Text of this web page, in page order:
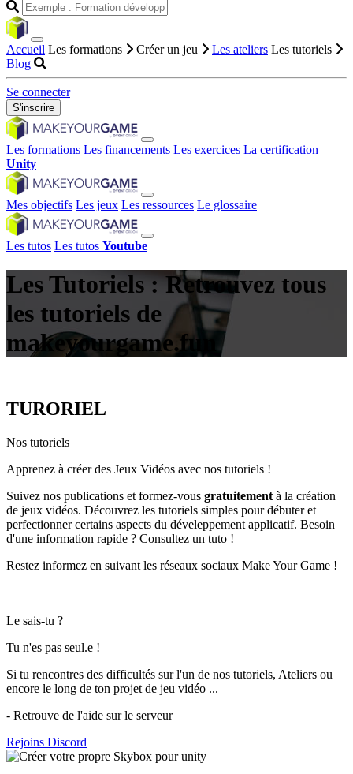
Accueil Les formations Créer un jeu Les ateliers Les tutoriels
Blog
Se connecter
S'inscrire
Les formations Les financements Les exercices La certification
Unity
Mes objectifs Les jeux Les ressources Le glossaire
Les tutos Les tutos Youtube
Les Tutoriels : Retrouvez tous
les tutoriels de
makeyourgame.fun
TURORIEL
Nos tutoriels
Apprenez à créer des Jeux Vidéos avec nos tutoriels !
Suivez nos publications et formez-vous gratuitement à la création
de jeux vidéos. Découvrez les tutoriels simples pour débuter et
perfectionner certains aspects du déveleppement applicatif. Besoin
d'une information rapide ? Consultez un tuto !
Restez informez en suivant les réseaux sociaux Make Your Game !
Le sais-tu ?
Tu n'es pas seul.e !
Si tu rencontres des difficultés sur l'un de nos tutoriels, Ateliers ou
encore le long de ton projet de jeu vidéo ...
- Retrouve de l'aide sur le serveur
Rejoins Discord